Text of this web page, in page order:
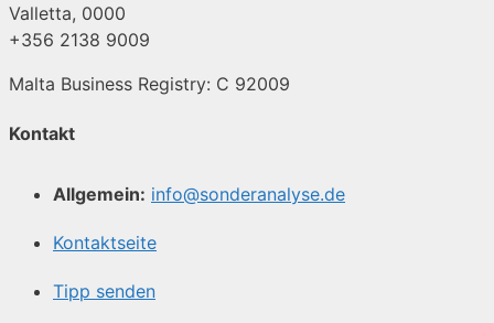
Valletta, 0000
+356 2138 9009
Malta Business Registry: C 92009
Kontakt
Allgemein: info@sonderanalyse.de
Kontaktseite
Tipp senden